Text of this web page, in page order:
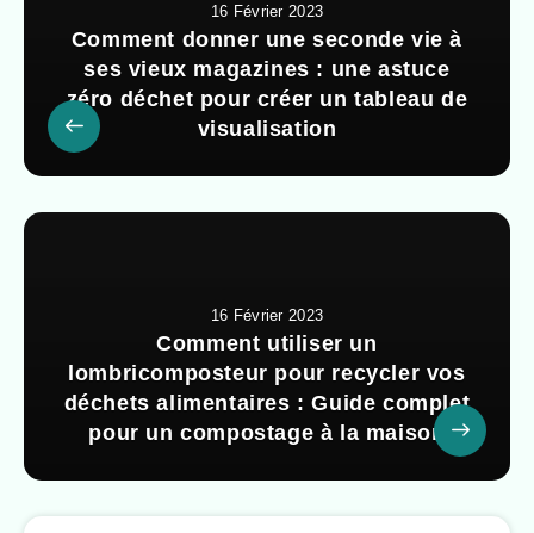
16 Février 2023
Comment donner une seconde vie à
ses vieux magazines : une astuce
zéro déchet pour créer un tableau de
visualisation
16 Février 2023
Comment utiliser un
lombricomposteur pour recycler vos
déchets alimentaires : Guide complet
pour un compostage à la maison